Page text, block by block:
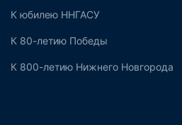
К юбилею ННГАСУ
К 80-летию Победы
К 800-летию Нижнего Новгорода